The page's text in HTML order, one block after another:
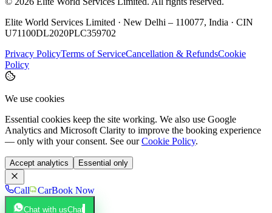
Elite World Services Limited · New Delhi – 110077, India · CIN
U71100DL2020PLC359702
Privacy PolicyTerms of ServiceCancellation & RefundsCookie
Policy
We use cookies
Essential cookies keep the site working. We also use Google
Analytics and Microsoft Clarity to improve the booking experience
— only with your consent. See our Cookie Policy.
Accept analytics Essential only
Call CarBook Now
Chat with usChat